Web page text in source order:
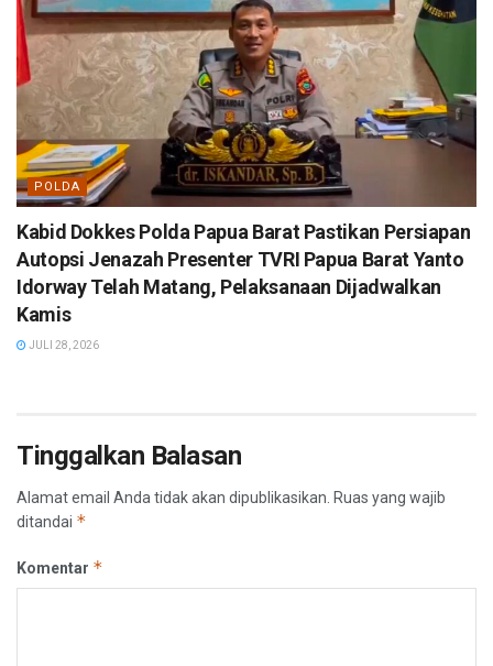
POLDA
Kabid Dokkes Polda Papua Barat Pastikan Persiapan
Autopsi Jenazah Presenter TVRI Papua Barat Yanto
Idorway Telah Matang, Pelaksanaan Dijadwalkan
Kamis
JULI 28, 2026
Tinggalkan Balasan
Alamat email Anda tidak akan dipublikasikan. Ruas yang wajib
ditandai *
Komentar *